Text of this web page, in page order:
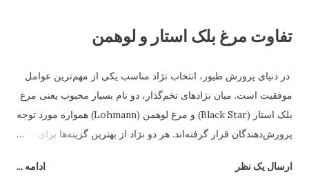
تفاوت مرغ بلک استار و لوهمن
در دنیای پرورش طیور، انتخاب نژاد مناسب یکی از مهم‌ترین عوامل
موفقیت است. میان نژادهای تخم‌گذار، دو نام بسیار محبوب یعنی مرغ
بلک استار (Black Star) و مرغ لوهمن (Lohmann) همواره مورد توجه
پرورش‌دهندگان قرار گرفته‌اند. هر دو نژاد از بهترین گزینه‌ها برای تولید
نگهداری دارند. در این مقاله به بررسی دقیق تفاوت مرغ بلک استار و
ارسال یک نظر ادامه ...